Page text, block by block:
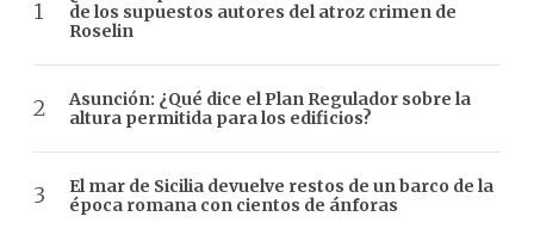
de los supuestos autores del atroz crimen de
Roselin
Asunción: ¿Qué dice el Plan Regulador sobre la
altura permitida para los edificios?
El mar de Sicilia devuelve restos de un barco de la
época romana con cientos de ánforas